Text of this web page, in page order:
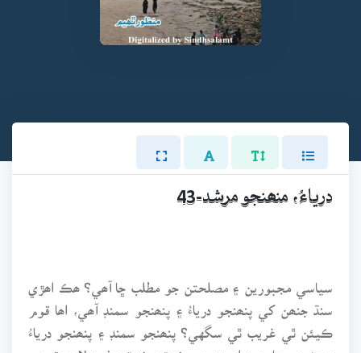
درياءُ، منھنجو مرشد-43
سياسي مجبورين ۽ مصلحتن جو مطلب ڇا آھي؟ ھڪ اھڙي
سنڌ جنھن کي پنھنجو درياءُ ۽ پنھنجو سمنڊ آھي، اھا قوم
ڪيئن ٿي غريب ٿي سگهي؟ پنھنجو سمنڊ ۽ پنھنجو درياءُ
ھجڻ جي باوجود اميدن جي ننڍڙن ننڍڙن ذرن لاءِ ھٿ پير